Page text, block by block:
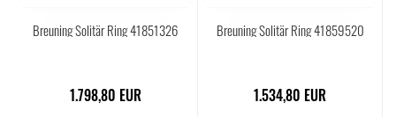
Breuning Solitär Ring 41851326
1.798,80 EUR
Breuning Solitär Ring 41859520
1.534,80 EUR